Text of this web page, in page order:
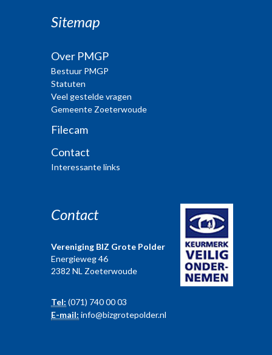
Sitemap
Over PMGP
Bestuur PMGP
Statuten
Veel gestelde vragen
Gemeente Zoeterwoude
Filecam
Contact
Interessante links
Contact
Vereniging BIZ Grote Polder
Energieweg 46
2382 NL Zoeterwoude
Tel: (071) 740 00 03
E-mail: info@bizgrotepolder.nl